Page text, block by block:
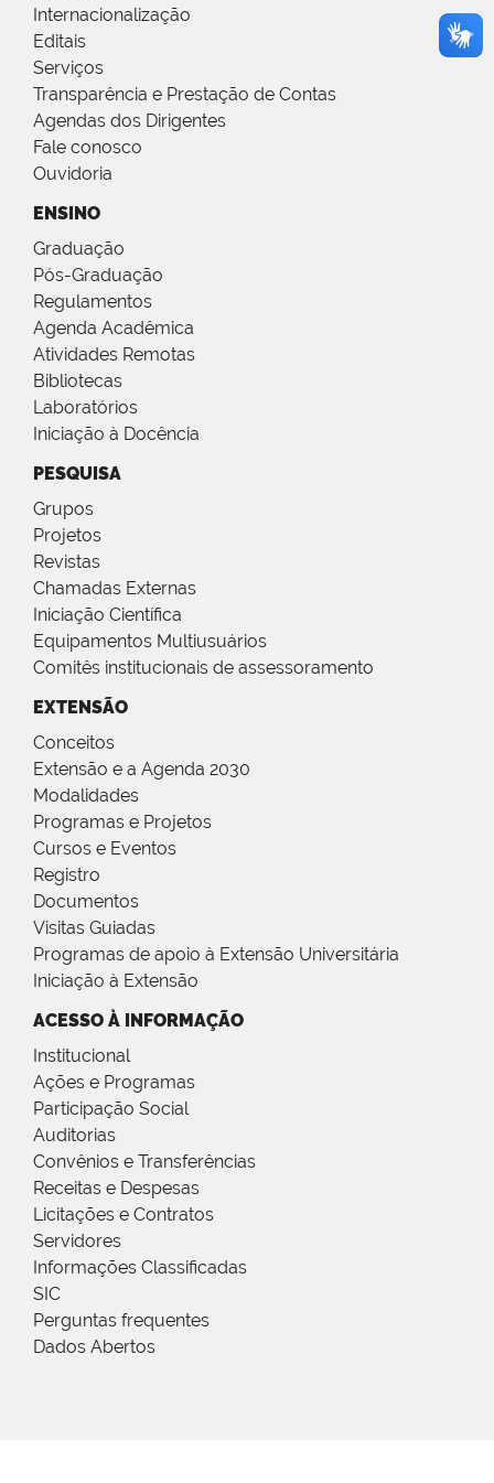
Internacionalização
Editais
Serviços
Transparência e Prestação de Contas
Agendas dos Dirigentes
Fale conosco
Ouvidoria
ENSINO
Graduação
Pós-Graduação
Regulamentos
Agenda Acadêmica
Atividades Remotas
Bibliotecas
Laboratórios
Iniciação à Docência
PESQUISA
Grupos
Projetos
Revistas
Chamadas Externas
Iniciação Científica
Equipamentos Multiusuários
Comitês institucionais de assessoramento
EXTENSÃO
Conceitos
Extensão e a Agenda 2030
Modalidades
Programas e Projetos
Cursos e Eventos
Registro
Documentos
Visitas Guiadas
Programas de apoio à Extensão Universitária
Iniciação à Extensão
ACESSO À INFORMAÇÃO
Institucional
Ações e Programas
Participação Social
Auditorias
Convênios e Transferências
Receitas e Despesas
Licitações e Contratos
Servidores
Informações Classificadas
SIC
Perguntas frequentes
Dados Abertos